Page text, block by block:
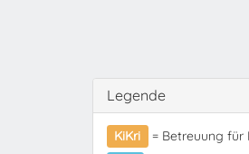
Legende
KiKri = Betreuung für